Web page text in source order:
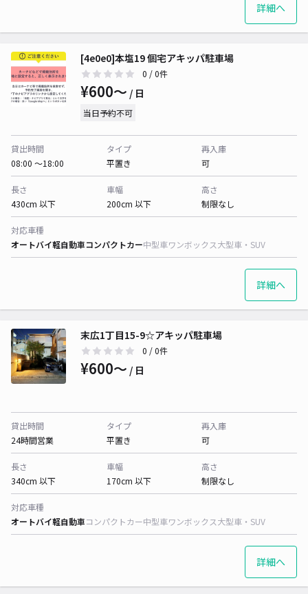
詳細へ
[4e0e0]本塩19 個宅アキッパ駐車場
0 / 0件
¥600〜 / 日
当日予約不可
貸出時間
08:00 〜18:00
タイプ
平置き
再入庫
可
長さ
430cm 以下
車幅
200cm 以下
高さ
制限なし
対応車種
オートバイ軽自動車コンパクトカー中型車ワンボックス大型車・SUV
詳細へ
末広1丁目15-9☆アキッパ駐車場
0 / 0件
¥600〜 / 日
貸出時間
24時間営業
タイプ
平置き
再入庫
可
長さ
340cm 以下
車幅
170cm 以下
高さ
制限なし
対応車種
オートバイ軽自動車コンパクトカー中型車ワンボックス大型車・SUV
詳細へ